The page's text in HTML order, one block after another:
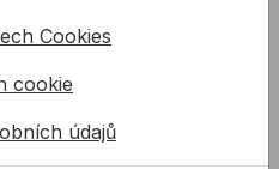
Pilový kotouč BOSCH
Cookies
cookie
údajů